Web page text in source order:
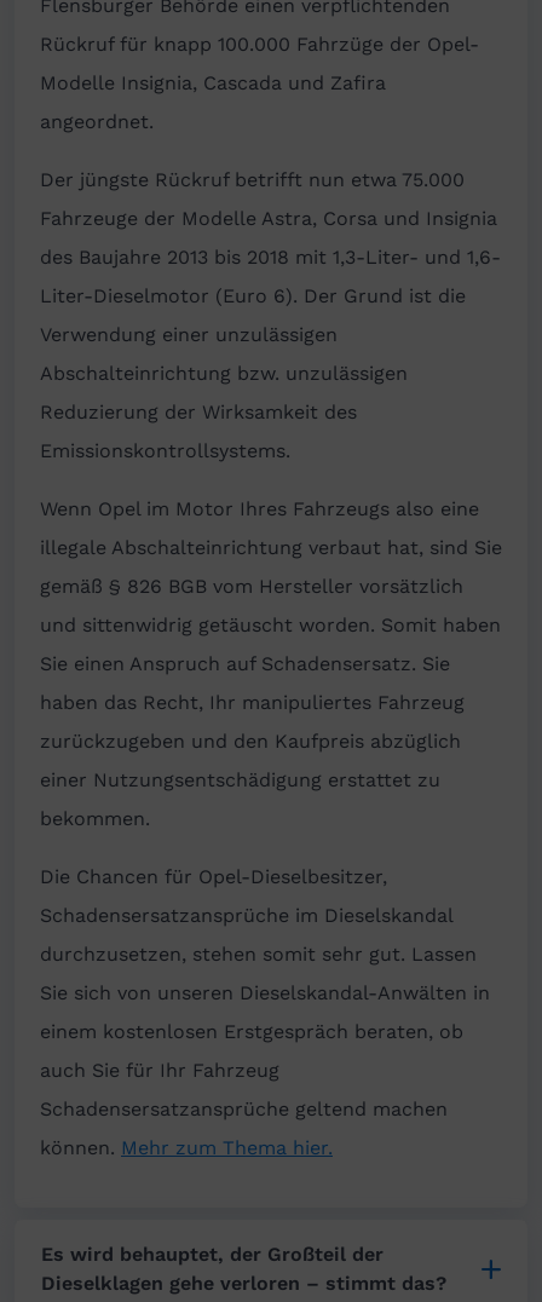
Flensburger Behörde einen verpflichtenden
Rückruf für knapp 100.000 Fahrzüge der Opel-
Modelle Insignia, Cascada und Zafira
angeordnet.
Der jüngste Rückruf betrifft nun etwa 75.000
Fahrzeuge der Modelle Astra, Corsa und Insignia
des Baujahre 2013 bis 2018 mit 1,3-Liter- und 1,6-
Liter-Dieselmotor (Euro 6). Der Grund ist die
Verwendung einer unzulässigen
Abschalteinrichtung bzw. unzulässigen
Reduzierung der Wirksamkeit des
Emissionskontrollsystems.
Wenn Opel im Motor Ihres Fahrzeugs also eine
illegale Abschalteinrichtung verbaut hat, sind Sie
gemäß § 826 BGB vom Hersteller vorsätzlich
und sittenwidrig getäuscht worden. Somit haben
Sie einen Anspruch auf Schadensersatz. Sie
haben das Recht, Ihr manipuliertes Fahrzeug
zurückzugeben und den Kaufpreis abzüglich
einer Nutzungsentschädigung erstattet zu
bekommen.
Die Chancen für Opel-Dieselbesitzer,
Schadensersatzansprüche im Dieselskandal
durchzusetzen, stehen somit sehr gut. Lassen
Sie sich von unseren Dieselskandal-Anwälten in
einem kostenlosen Erstgespräch beraten, ob
auch Sie für Ihr Fahrzeug
Schadensersatzansprüche geltend machen
können. Mehr zum Thema hier.
Es wird behauptet, der Großteil der
Dieselklagen gehe verloren – stimmt das?